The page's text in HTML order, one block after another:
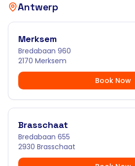
Antwerp
Merksem
Bredabaan 960
2170 Merksem
Book Now
Brasschaat
Bredabaan 655
2930 Brasschaat